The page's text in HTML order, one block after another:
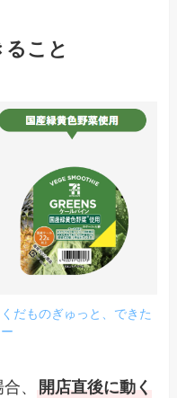
こと
だものぎゅっと、できた
、
開店直後に動く